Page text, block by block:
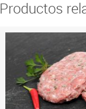
Productos